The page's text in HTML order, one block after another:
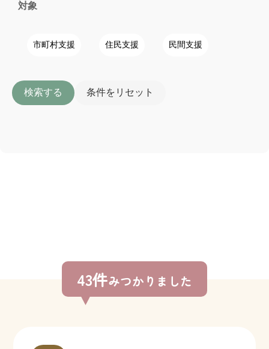
対象
市町村支援 住民支援 民間支援
検索する 条件をリセット
43件みつかりました